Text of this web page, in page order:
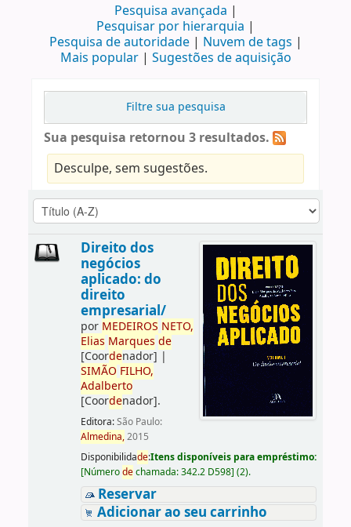
Pesquisa avançada
Pesquisar por hierarquia
Pesquisa de autoridade
Nuvem de tags
Mais popular
Sugestões de aquisição
Filtre sua pesquisa
Sua pesquisa retornou 3 resultados.
Desculpe, sem sugestões.
Direito dos
negócios
aplicado: do
direito
empresarial/
por MEDEIROS NETO,
Elias Marques de
[Coordenador] |
SIMÃO FILHO,
Adalberto
[Coordenador].
Editora:São Paulo:
Almedina,2015
Disponibilidade:Itens disponíveis para empréstimo:
[Númerodechamada:342.2 D598] (2).
Reservar
Adicionar ao seu carrinho